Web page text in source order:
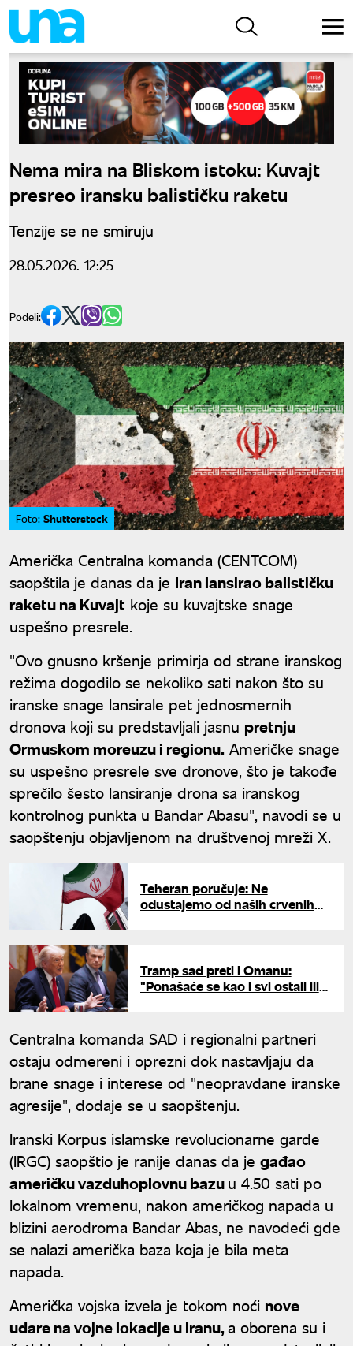
Nema mira na Bliskom istoku: Kuvajt
presreo iransku balističku raketu
Tenzije se ne smiruju
28.05.2026. 12:25
Podeli:
Foto: Shutterstock
Američka Centralna komanda (CENTCOM)
saopštila je danas da je Iran lansirao balističku
raketu na Kuvajt koje su kuvajtske snage
uspešno presrele.
"Ovo gnusno kršenje primirja od strane iranskog
režima dogodilo se nekoliko sati nakon što su
iranske snage lansirale pet jednosmernih
dronova koji su predstavljali jasnu pretnju
Ormuskom moreuzu i regionu. Američke snage
su uspešno presrele sve dronove, što je takođe
sprečilo šesto lansiranje drona sa iranskog
kontrolnog punkta u Bandar Abasu", navodi se u
saopštenju objavljenom na društvenoj mreži X.
Teheran poručuje: Ne
odustajemo od naših crvenih
Tramp sad preti i Omanu:
"Ponašaće se kao i svi ostali ili
Centralna komanda SAD i regionalni partneri
ostaju odmereni i oprezni dok nastavljaju da
brane snage i interese od "neopravdane iranske
agresije", dodaje se u saopštenju.
Iranski Korpus islamske revolucionarne garde
(IRGC) saopštio je ranije danas da je gađao
američku vazduhoplovnu bazuu 4.50 sati po
lokalnom vremenu, nakon američkog napada u
blizini aerodroma Bandar Abas, ne navodeći gde
se nalazi američka baza koja je bila meta
napada.
Američka vojska izvela je tokom noći nove
udare na vojne lokacije u Iranu,a oborena su i